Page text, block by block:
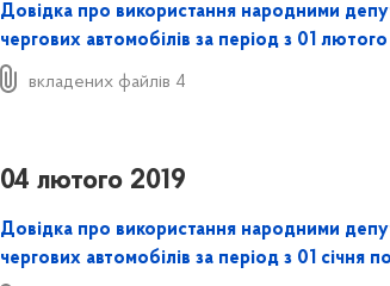
Довідка про використання народними
чергових автомобілів за період з 01
вкладених файлів 4
04 лютого 2019
Довідка про використання народними
чергових автомобілів за період з 01 січня